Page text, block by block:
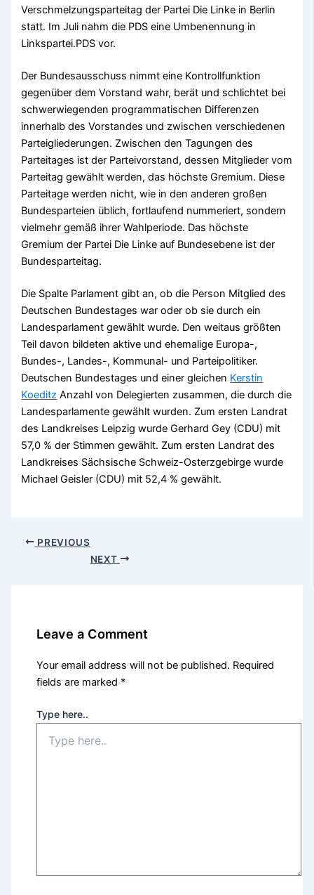
Verschmelzungsparteitag der Partei Die Linke in Berlin
statt. Im Juli nahm die PDS eine Umbenennung in
Linkspartei.PDS vor.
Der Bundesausschuss nimmt eine Kontrollfunktion
gegenüber dem Vorstand wahr, berät und schlichtet bei
schwerwiegenden programmatischen Differenzen
innerhalb des Vorstandes und zwischen verschiedenen
Parteigliederungen. Zwischen den Tagungen des
Parteitages ist der Parteivorstand, dessen Mitglieder vom
Parteitag gewählt werden, das höchste Gremium. Diese
Parteitage werden nicht, wie in den anderen großen
Bundesparteien üblich, fortlaufend nummeriert, sondern
vielmehr gemäß ihrer Wahlperiode. Das höchste
Gremium der Partei Die Linke auf Bundesebene ist der
Bundesparteitag.
Die Spalte Parlament gibt an, ob die Person Mitglied des
Deutschen Bundestages war oder ob sie durch ein
Landesparlament gewählt wurde. Den weitaus größten
Teil davon bildeten aktive und ehemalige Europa-,
Bundes-, Landes-, Kommunal- und Parteipolitiker.
Deutschen Bundestages und einer gleichen Kerstin
Koeditz Anzahl von Delegierten zusammen, die durch die
Landesparlamente gewählt wurden. Zum ersten Landrat
des Landkreises Leipzig wurde Gerhard Gey (CDU) mit
57,0 % der Stimmen gewählt. Zum ersten Landrat des
Landkreises Sächsische Schweiz-Osterzgebirge wurde
Michael Geisler (CDU) mit 52,4 % gewählt.
PREVIOUS
NEXT
Leave a Comment
Your email address will not be published. Required
fields are marked *
Type here..